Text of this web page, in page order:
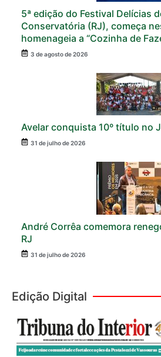
5ª edição do Festival Delícias
Conservatória (RJ), começa
homenageia a “Cozinha de
3 de agosto de 2026
Avelar conquista 10º título no
31 de julho de 2026
André Corrêa comemora
RJ
31 de julho de 2026
Edição Digital